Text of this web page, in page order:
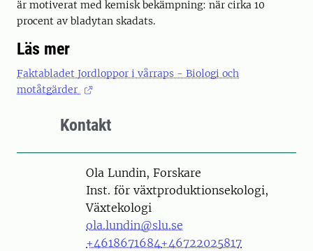
är motiverat med kemisk bekämpning: när cirka 10
procent av bladytan skadats.
Läs mer
Faktabladet Jordloppor i vårraps - Biologi och
motåtgärder
Kontakt
PersonOla Lundin, Forskare
Inst. för växtproduktionsekologi,
Växtekologi
ola.lundin@slu.se
+4618671684+46722025817